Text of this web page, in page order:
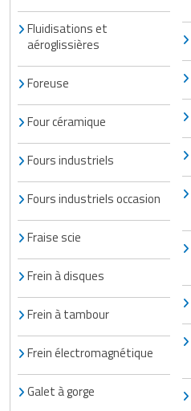
Fluidisations et
aéroglissières
Foreuse
Four céramique
Fours industriels
Fours industriels occasion
Fraise scie
Frein à disques
Frein à tambour
Frein électromagnétique
Galet à gorge